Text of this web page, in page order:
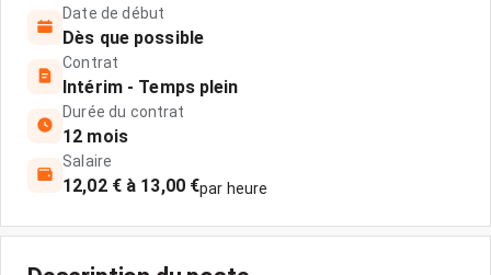
Date de début
Dès que possible
Contrat
Intérim - Temps plein
Durée du contrat
12 mois
Salaire
12,02 € à 13,00 €par heure